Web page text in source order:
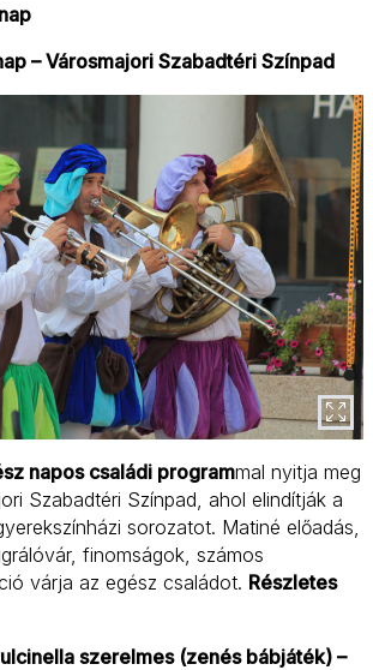
– Városmajori Szabadtéri Színpad
napos családi programmal nyitja meg
Szabadtéri Színpad, ahol elindítják a
sorozatot. Matiné előadás,
finomságok, számos
várja az egész családot. Részletes
szerelmes (zenés bábjáték) –